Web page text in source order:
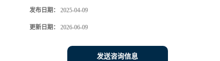
发布日期： 2025-04-09
更新日期： 2026-06-09
发送咨询信息